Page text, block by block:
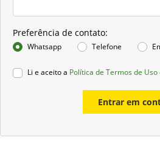
Preferência de contato:
Whatsapp Telefone
Li e aceito a Política de Termos de
Entrar em